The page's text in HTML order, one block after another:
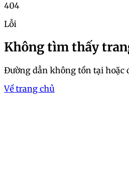
404
Lỗi
Không tìm thấy
Đường dẫn không tồn tại hoặc
Về trang chủ